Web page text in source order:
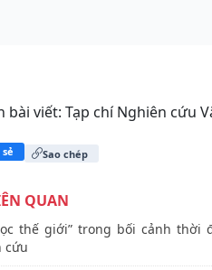
bài viết: Tạp chí Nghiên cứu
Sao chép
QUAN
thế giới” trong bối cảnh thời đại số: từ
cứu